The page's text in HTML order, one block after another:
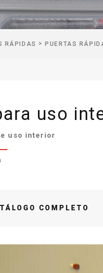
RÁPIDAS >PUERTAS
uso
uso interior